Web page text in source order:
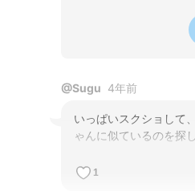
@Sugu 4年前
いっぱいスクショして
ゃんに似ているのを探
1